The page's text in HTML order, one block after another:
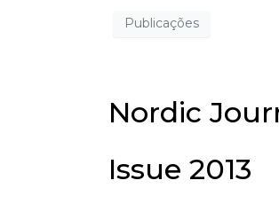
Publicações
Nordic
Issue 2013